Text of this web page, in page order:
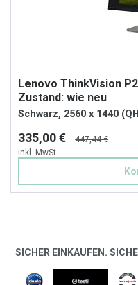
Lenovo ThinkVision
Zustand: wie neu
Schwarz, 2560 x 1440
335,00 €
447,44 €
inkl. MwSt.
SICHER EINKAUFEN.